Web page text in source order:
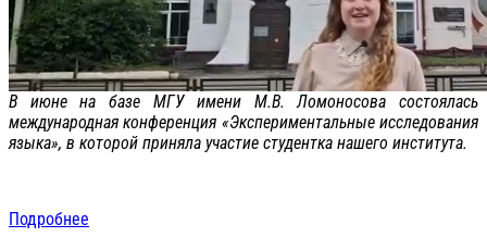
В июне на базе МГУ имени М.В. Ломоносова состоялась
международная конференция «Экспериментальные исследования
языка», в которой приняла участие студентка нашего института.
Подробнее